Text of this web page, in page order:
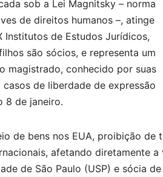
sob a Lei Magnitsky – norma
de direitos humanos –, atinge
Institutos de Estudos Jurídicos,
são sócios, e representa um
magistrado, conhecido por suas
de liberdade de expressão
8 de janeiro.
de bens nos EUA, proibição
afetando diretamente
de São Paulo (USP) e sócia